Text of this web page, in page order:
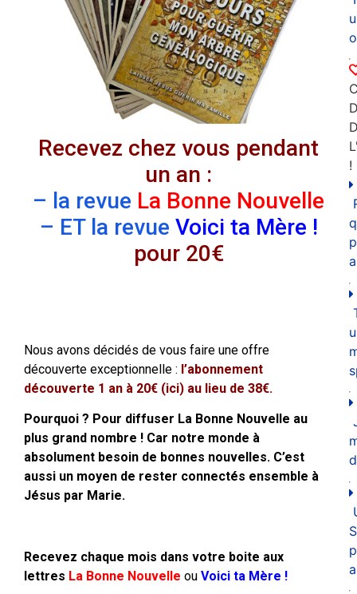
Recevez chez vous pendant
un an :
– la revue La Bonne Nouvelle
– ET la revue Voici ta Mère !
pour 20€
Nous avons décidés de vous faire une offre
découverte exceptionnelle : l’abonnement
découverte 1 an à 20€ (ici) au lieu de 38€.
Pourquoi ? Pour diffuser La Bonne Nouvelle au
plus grand nombre ! Car notre monde à
absolument besoin de bonnes nouvelles. C’est
aussi un moyen de rester connectés ensemble à
Jésus par Marie.
Recevez chaque mois dans votre boite aux
lettres La Bonne Nouvelle ou Voici ta Mère !
!